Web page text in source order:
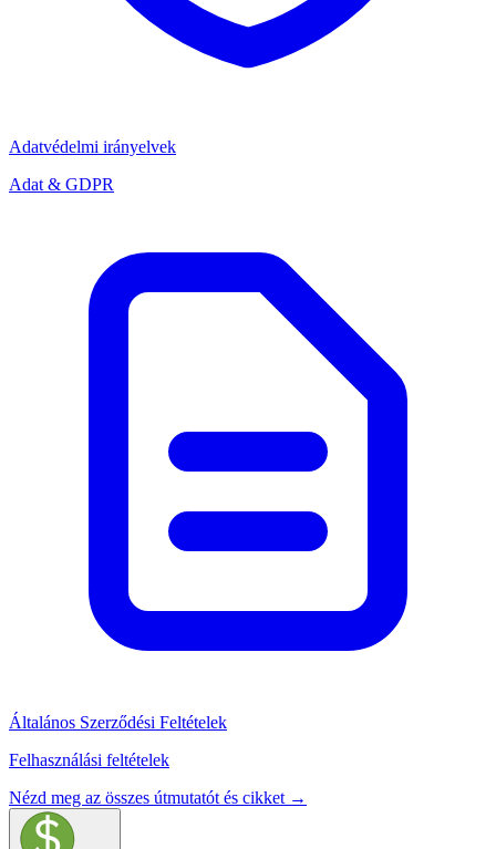
Adatvédelmi irányelvek
Adat & GDPR
Általános Szerződési Feltételek
Felhasználási feltételek
Nézd meg az összes útmutatót és cikket →